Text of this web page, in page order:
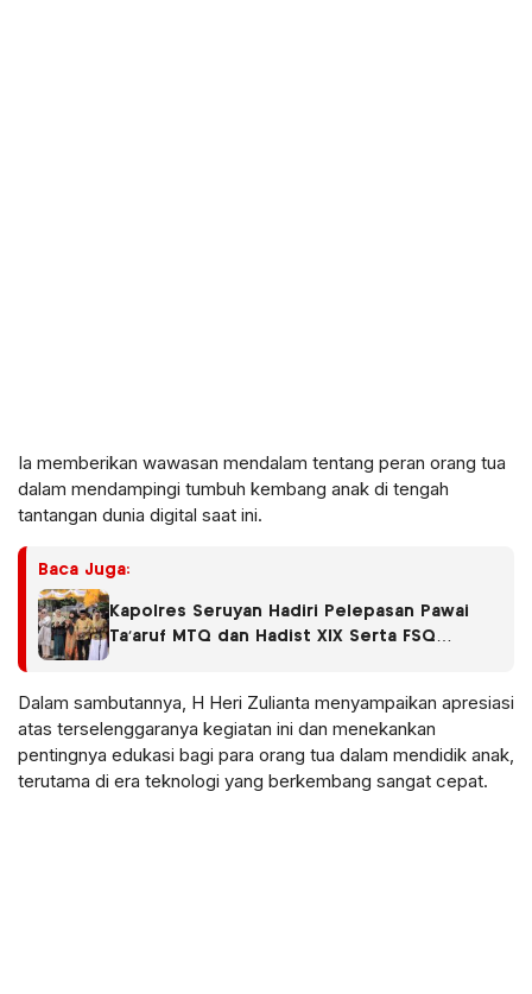
Ia memberikan wawasan mendalam tentang peran orang tua
dalam mendampingi tumbuh kembang anak di tengah
tantangan dunia digital saat ini.
Baca Juga:
Kapolres Seruyan Hadiri Pelepasan Pawai
Ta’aruf MTQ dan Hadist XlX Serta FSQ
Dalam sambutannya, H Heri Zulianta menyampaikan apresiasi
atas terselenggaranya kegiatan ini dan menekankan
pentingnya edukasi bagi para orang tua dalam mendidik anak,
terutama di era teknologi yang berkembang sangat cepat.